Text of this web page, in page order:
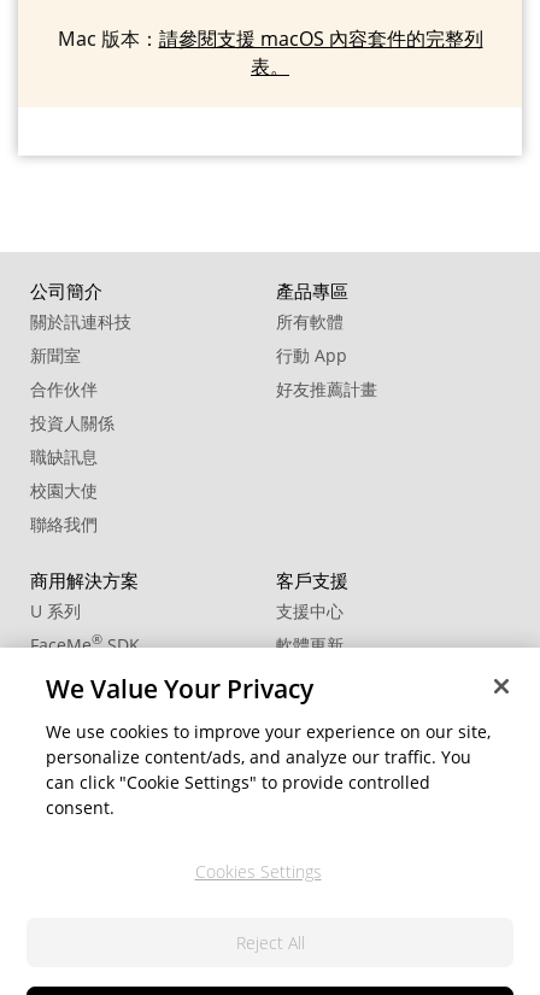
Mac 版本： 請參閱支援 macOS 內容套件的完整列
表。
公司簡介
關於訊連科技
新聞室
合作伙伴
投資人關係
職缺訊息
校園大使
聯絡我們
產品專區
所有軟體
行動 App
好友推薦計畫
商用解決方案
U 系列
FaceMe®SDK
客戶支援
支援中心
軟體更新
CCP國際專業認證
社群資源 變更地區
We Value Your Privacy
We use cookies to improve your experience on our site,
personalize content/ads, and analyze our traffic. You
can click "Cookie Settings" to provide controlled
consent.
Cookies Settings
Reject All